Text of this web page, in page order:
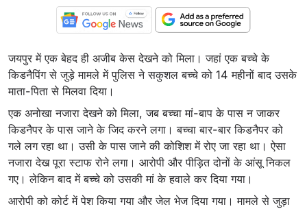
जयपुर में एक बेहद ही अजीब केस देखने को मिला। जहां एक बच्चे के
किडनैपिंग से जुड़े मामले में पुलिस ने सकुशल बच्चे को 14 महीनों बाद उसके
माता-पिता से मिलवा दिया।
एक अनोखा नजारा देखने को मिला, जब बच्चा मां-बाप के पास न जाकर
किडनैपर के पास जाने के जिद करने लगा। बच्चा बार-बार किडनैपर को
गले लग रहा था। उसी के पास जाने की कोशिश में रोए जा रहा था। ऐसा
नजारा देख पूरा स्टाफ रोने लगा। आरोपी और पीड़ित दोनों के आंसू निकल
गए। लेकिन बाद में बच्चे को उसकी मां के हवाले कर दिया गया।
आरोपी को कोर्ट में पेश किया गया और जेल भेज दिया गया। मामले से जुड़ा